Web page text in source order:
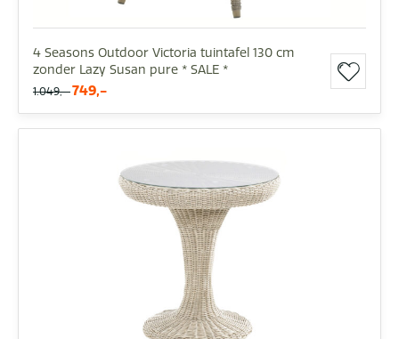
4 Seasons Outdoor Victoria tuintafel 130 cm
zonder Lazy Susan pure * SALE *
1.049,- 749,-